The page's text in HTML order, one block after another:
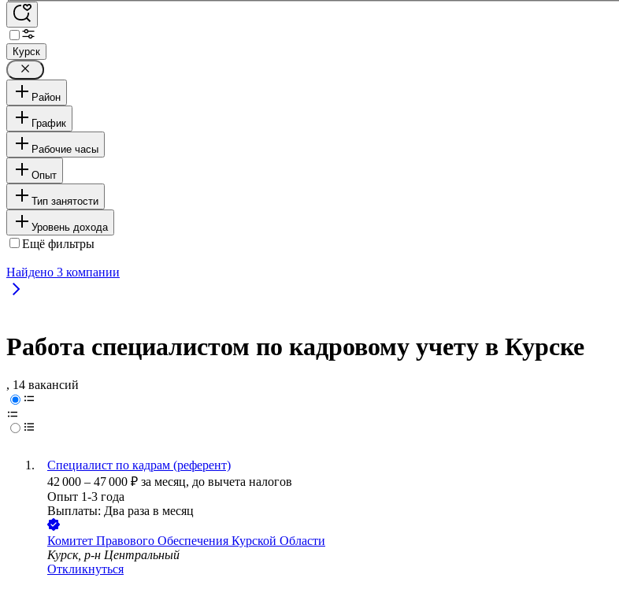
Курск
Район
График
Рабочие часы
Опыт
Тип занятости
Уровень дохода
Ещё фильтры
Найдено 3 компании
Работа специалистом по кадровому учету в Курске
, 14 вакансий
Специалист по кадрам (референт)
42 000 – 47 000 ₽ за месяц, до вычета налогов
Опыт 1-3 года
Выплаты: Два раза в месяц
Комитет Правового Обеспечения Курской Области
Курск, р-н Центральный
Откликнуться